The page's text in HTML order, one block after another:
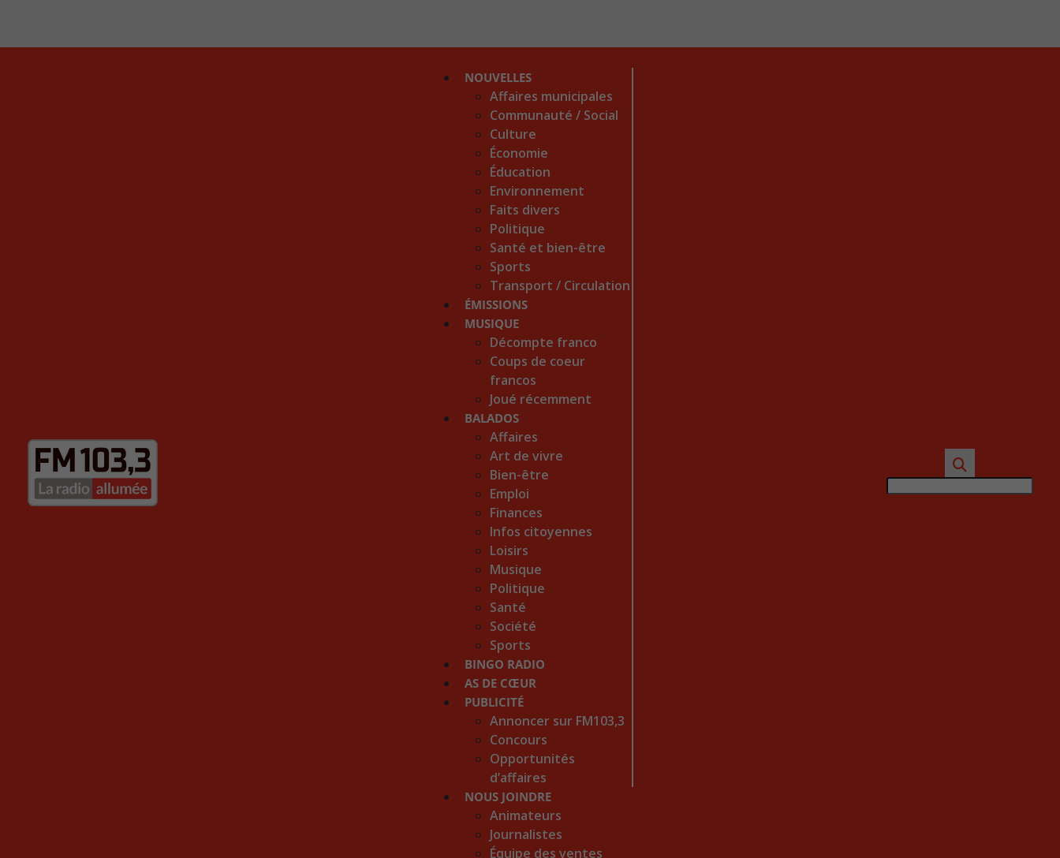
NOUVELLES
Affaires municipales
Communauté / Social
Culture
Économie
Éducation
Environnement
Faits divers
Politique
Santé et bien-être
Sports
Transport / Circulation
ÉMISSIONS
MUSIQUE
Décompte franco
Coups de coeur
francos
Joué récemment
BALADOS
Affaires
Art de vivre
Bien-être
Emploi
Finances
Infos citoyennes
Loisirs
Musique
Politique
Santé
Société
Sports
BINGO RADIO
AS DE CŒUR
PUBLICITÉ
Annoncer sur FM103,3
Concours
Opportunités
d’affaires
NOUS JOINDRE
Animateurs
Journalistes
Équipe des ventes